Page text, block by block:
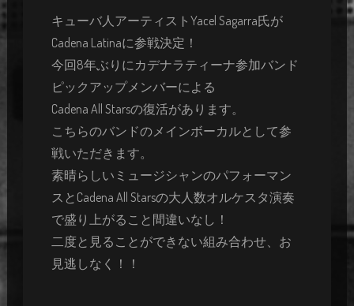
キューバ人アーティストYacel Sagarra氏が
Cadena Latinaに参戦決定！
今回8年ぶりにカデナラティーナ参加バンド
ピックアップメンバーによる
Cadena All Starsの復活があります。
こちらのバンドのメインボーカルとして参
戦いただきます。
素晴らしいミュージシャンのパフォーマン
スとCadena All Starsの大人数オルケスタ演奏
で盛り上がること間違いなし！
二度と見ることができない組み合わせ、お
見逃しなく！！